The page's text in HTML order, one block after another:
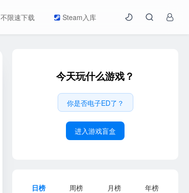
不限速下载 Steam入库
今天玩什么游戏？
你是否电子ED了？
进入游戏盲盒
日榜 周榜 月榜 年榜